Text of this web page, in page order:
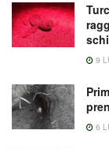
9
6